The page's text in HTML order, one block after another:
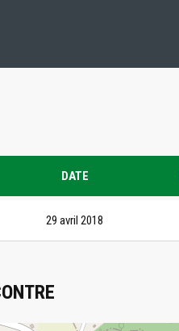
DATE
29 avril 2018